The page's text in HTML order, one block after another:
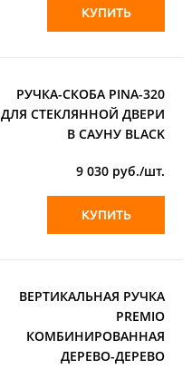
КУПИТЬ
РУЧКА-СКОБА PINA-320
ДЛЯ СТЕКЛЯННОЙ ДВЕРИ
В САУНУ BLACK
9 030 руб./шт.
КУПИТЬ
ВЕРТИКАЛЬНАЯ РУЧКА
PREMIO
КОМБИНИРОВАННАЯ
ДЕРЕВО-ДЕРЕВО